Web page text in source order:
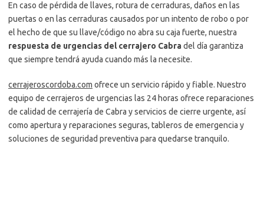
En caso de pérdida de llaves, rotura de cerraduras, daños en las
puertas o en las cerraduras causados por un intento de robo o por
el hecho de que su llave/código no abra su caja fuerte, nuestra
respuesta de urgencias del cerrajero Cabradel día garantiza
que siempre tendrá ayuda cuando más la necesite.
cerrajeroscordoba.com ofrece un servicio rápido y fiable. Nuestro
equipo de cerrajeros de urgencias las 24 horas ofrece reparaciones
de calidad de cerrajería de Cabra y servicios de cierre urgente, así
como apertura y reparaciones seguras, tableros de emergencia y
soluciones de seguridad preventiva para quedarse tranquilo.